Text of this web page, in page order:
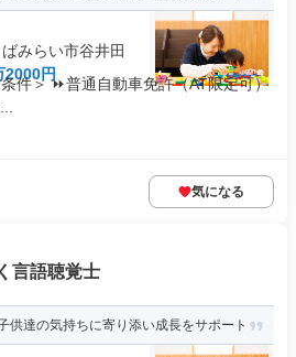
みらい市谷井田
2000円
件＞ ⏩普通自動車免許（AT限定可）
気になる
言語聴覚士
供達の気持ちに寄り添い成長をサポート